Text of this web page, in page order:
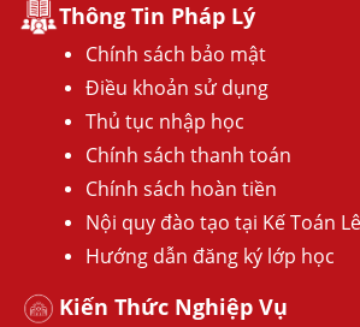
Thông Tin Pháp Lý
Chính sách bảo mật
Điều khoản sử dụng
Thủ tục nhập học
Chính sách thanh toán
Chính sách hoàn tiền
Nội quy đào tạo tại Kế Toán
Hướng dẫn đăng ký lớp học
Kiến Thức Nghiệp Vụ